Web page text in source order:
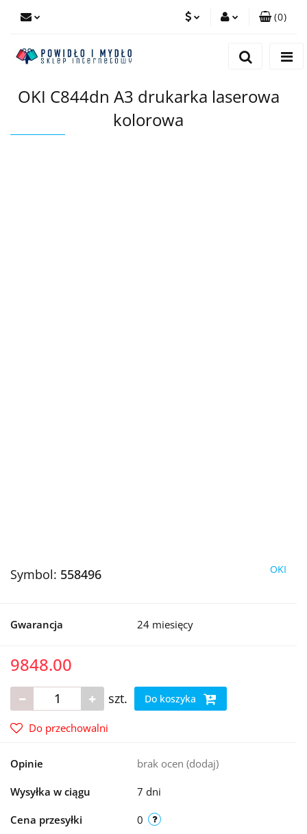
Dodaj zgłoszenie
(0)
OKI C844dn A3 drukarka laserowa
kolorowa
Symbol: 558496 OKI
Gwarancja 24 miesięcy
9848.00
szt. Do koszyka
Do przechowalni
Opinie brak ocen (dodaj)
Wysyłka w ciągu 7 dni
Cena przesyłki 0